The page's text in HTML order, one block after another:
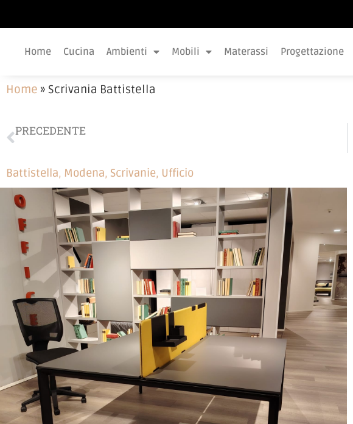
Home Cucina Ambienti Mobili Materassi Progettazione
Home » Scrivania Battistella
PRECEDENTE
Battistella, Modena, Scrivanie, Ufficio